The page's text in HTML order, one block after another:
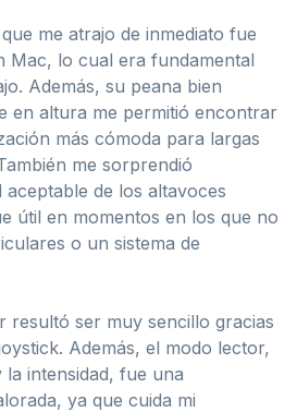
me atrajo de inmediato fue
Mac, lo cual era fundamental
Además, su peana bien
en altura me permitió encontrar
más cómoda para largas
me sorprendió
aceptable de los altavoces
útil en momentos en los que no
o un sistema de
resultó ser muy sencillo gracias
Además, el modo lector,
intensidad, fue una
ya que cuida mi